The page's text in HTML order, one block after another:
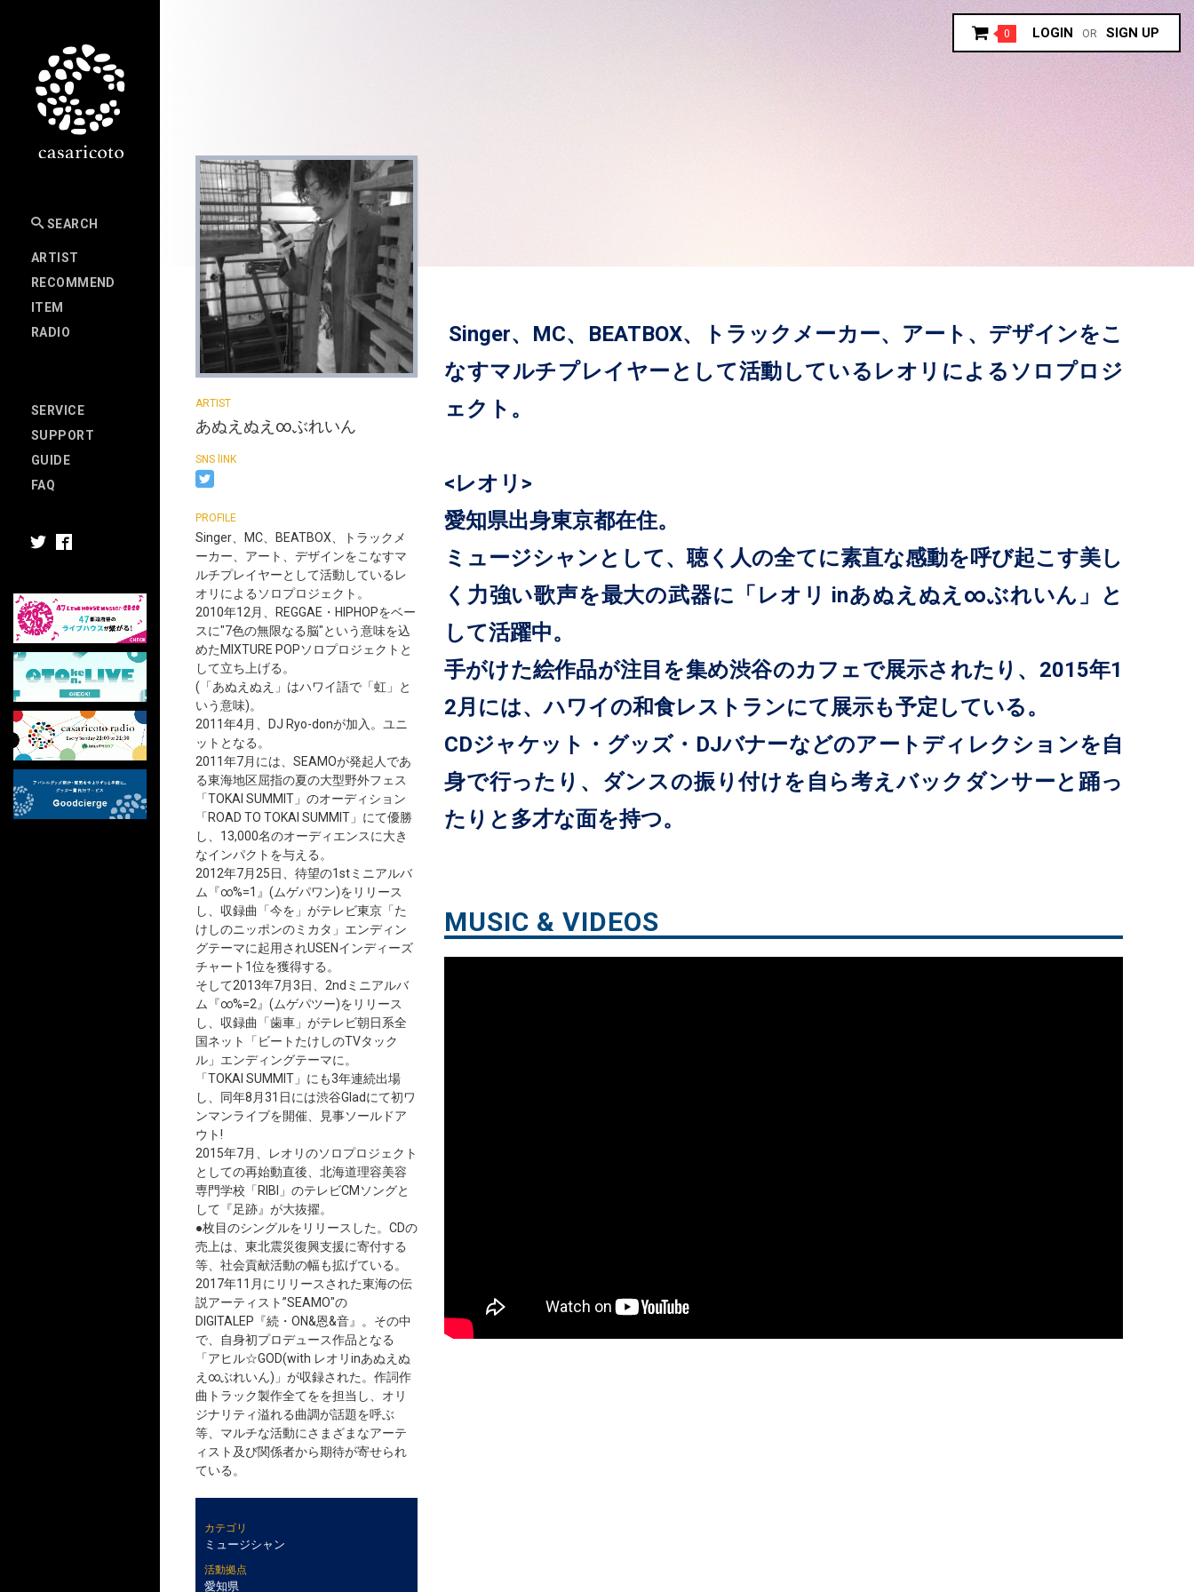
SEARCH
ARTIST
RECOMMEND
ITEM
RADIO
SERVICE
SUPPORT
GUIDE
FAQ
0 LOGIN OR SIGN UP
あぬえぬえ∞ぶれいん
Singer、MC、BEATBOX、トラックメ
ーカー、アート、デザインをこなすマ
ルチプレイヤーとして活動しているレ
オリによるソロプロジェクト。
2010年12月、REGGAE・HIPHOPをベー
スに"7色の無限なる脳"という意味を込
めたMIXTURE POPソロプロジェクトと
して立ち上げる。
(「あぬえぬえ」はハワイ語で「虹」と
いう意味)。
2011年4月、DJ Ryo-donが加入。ユニ
ットとなる。
2011年7月には、SEAMOが発起人であ
る東海地区屈指の夏の大型野外フェス
「TOKAI SUMMIT」のオーディション
「ROAD TO TOKAI SUMMIT」にて優勝
し、13,000名のオーディエンスに大き
なインパクトを与える。
2012年7月25日、待望の1stミニアルバ
ム『∞%=1』(ムゲパワン)をリリース
し、収録曲「今を」がテレビ東京「た
けしのニッポンのミカタ」エンディン
グテーマに起用されUSENインディーズ
チャート1位を獲得する。
そして2013年7月3日、2ndミニアルバ
ム『∞%=2』(ムゲパツー)をリリース
し、収録曲「歯車」がテレビ朝日系全
国ネット「ビートたけしのTVタック
ル」エンディングテーマに。
「TOKAI SUMMIT」にも3年連続出場
し、同年8月31日には渋谷Gladにて初ワ
ンマンライブを開催、見事ソールドア
ウト!
2015年7月、レオリのソロプロジェクト
としての再始動直後、北海道理容美容
専門学校「RIBI」のテレビCMソングと
して『足跡』が大抜擢。
●枚目のシングルをリリースした。CDの
売上は、東北震災復興支援に寄付する
等、社会貢献活動の幅も拡げている。
2017年11月にリリースされた東海の伝
説アーティスト”SEAMO"の
DIGITALEP『続・ON&恩&音』。その中
で、自身初プロデュース作品となる
「アヒル☆GOD(with レオリinあぬえぬ
え∞ぶれいん)」が収録された。作詞作
曲トラック製作全てをを担当し、オリ
ジナリティ溢れる曲調が話題を呼ぶ
等、マルチな活動にさまざまなアーテ
ィスト及び関係者から期待が寄せられ
ている。
カテゴリ
ミュージシャン
活動拠点
愛知県
Singer、MC、BEATBOX、トラックメーカー、アート、デザインをこ
なすマルチプレイヤーとして活動しているレオリによるソロプロジ
ェクト。
<レオリ>
愛知県出身東京都在住。
ミュージシャンとして、聴く人の全てに素直な感動を呼び起こす美し
く力強い歌声を最大の武器に「レオリ inあぬえぬえ∞ぶれいん」と
して活躍中。
手がけた絵作品が注目を集め渋谷のカフェで展示されたり、2015年1
2月には、ハワイの和食レストランにて展示も予定している。
CDジャケット・グッズ・DJバナーなどのアートディレクションを自
身で行ったり、ダンスの振り付けを自ら考えバックダンサーと踊っ
たりと多才な面を持つ。
MUSIC & VIDEOS